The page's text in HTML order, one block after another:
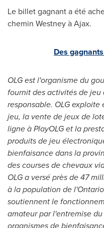
Le billet gagnant a été
chemin Westney àAjax.
Des
OLG est l'organisme du
fournit des activités de
responsable. OLG
jeu, la vente de jeux de
ligne à PlayOLG et la
produits de jeu
bienfaisance dans la
des courses de chevaux
OLG a versé près de 47
à la population de l'Ontario
soutiennent le
amateur par l'entremise